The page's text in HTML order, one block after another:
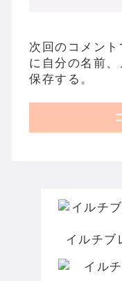
イルチブ
次回のコメン
に自分の名前
保存する。